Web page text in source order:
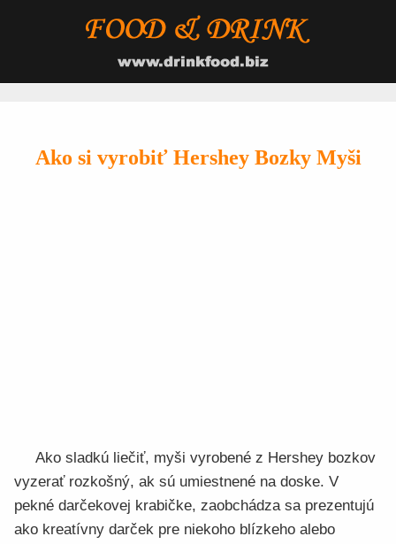
Ako si vyrobiť Hershey Bozky Myši
Ako sladkú liečiť, myši vyrobené z Hershey bozkov
vyzerať rozkošný, ak sú umiestnené na doske. V
pekné darčekovej krabičke, zaobchádza sa prezentujú
ako kreatívny darček pre niekoho blízkeho alebo